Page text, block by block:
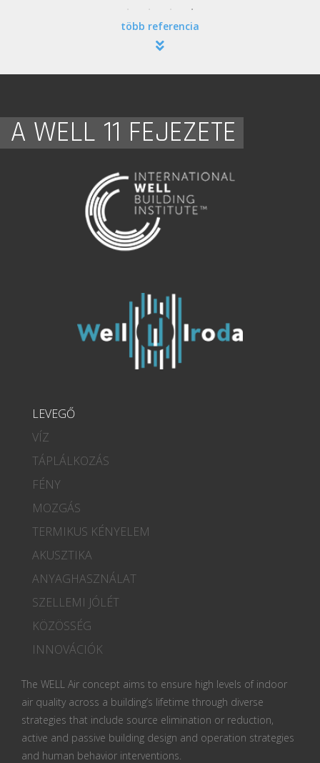
több referencia
A WELL 11 FEJEZETE
LEVEGŐ
VÍZ
TÁPLÁLKOZÁS
FÉNY
MOZGÁS
TERMIKUS KÉNYELEM
AKUSZTIKA
ANYAGHASZNÁLAT
SZELLEMI JÓLÉT
KÖZÖSSÉG
INNOVÁCIÓK
The WELL Air concept aims to ensure high levels of indoor
air quality across a building’s lifetime through diverse
strategies that include source elimination or reduction,
active and passive building design and operation strategies
and human behavior interventions.